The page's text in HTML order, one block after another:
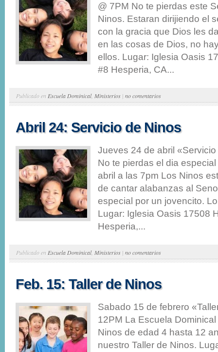
@ 7PM No te pierdas este
Ninos. Estaran dirijiendo el
con la gracia que Dios les
en las cosas de Dios, no
ellos. Lugar: Iglesia Oasis
#8 Hesperia, CA...
Publicado en Escuela Dominical, Ministerios | no comentarios
Abril 24: Servicio de Ninos
Jueves 24 de abril
No te pierdas el dia
abril a las 7pm Los Ninos
de cantar alabanzas al
especial por un jovencito.
Lugar: Iglesia Oasis 17508
Hesperia,...
Publicado en Escuela Dominical, Ministerios | no comentarios
Feb. 15: Taller de Ninos
Sabado 15 de febrero
12PM La Escuela
Ninos de edad 4 hasta 12
nuestro Taller de Ninos.